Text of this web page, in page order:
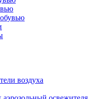
воздуха